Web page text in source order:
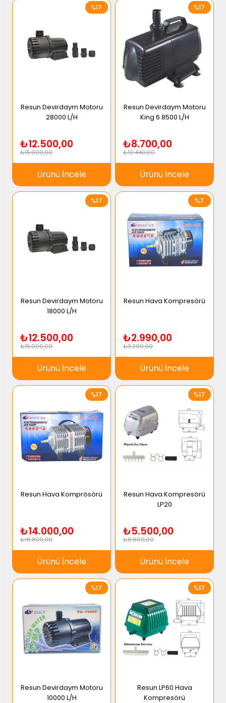
Resun Devirdaym Motoru
28000 L/H
₺12.500,00
₺15.000,00
Ürünü İncele
%17
Resun Devirdaym Motoru
King 6 8500 L/H
₺8.700,00
₺10.440,00
Ürünü İncele
%17
Resun Devirdaym Motoru
18000 L/H
₺12.500,00
₺15.000,00
Ürünü İncele
%17
Resun Hava Kompresörü
₺2.990,00
₺3.200,00
Ürünü İncele
%7
Resun Hava Komprösörü
₺14.000,00
₺16.800,00
Ürünü İncele
%17
Resun Hava Kompresörü
LP20
₺5.500,00
₺6.600,00
Ürünü İncele
%17
Resun Devirdaym Motoru
10000 L/H
%17
Resun LP60 Hava
Kompresörü
%17